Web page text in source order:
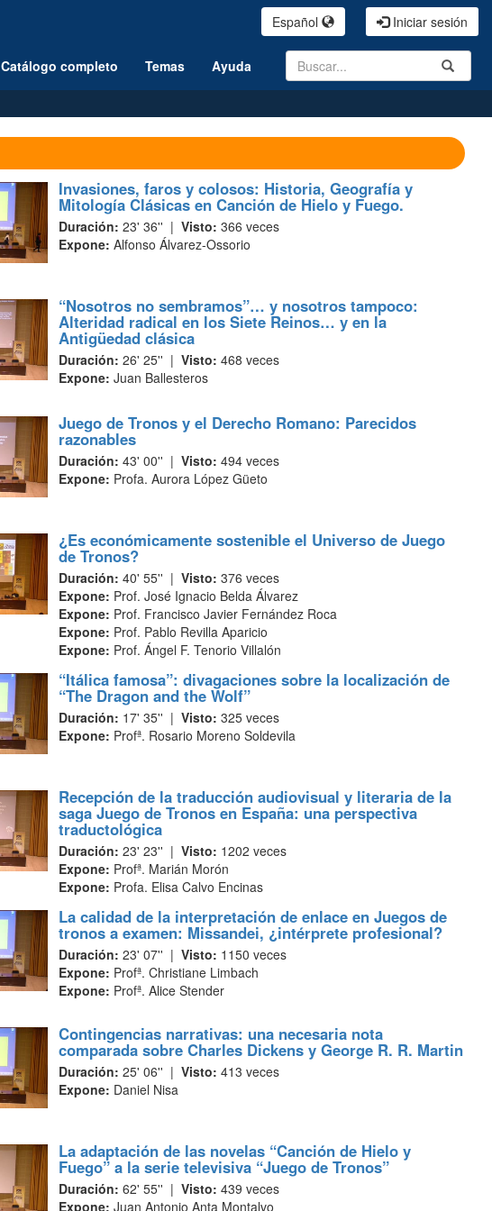
Iniciar sesión
Español
Search Submit
Catálogo completo Temas Ayuda
Invasiones, faros y colosos: Historia, Geografía y
Mitología Clásicas en Canción de Hielo y Fuego.
Duración: 23' 36'' | Visto: 366 veces
Expone: Alfonso Álvarez-Ossorio
“Nosotros no sembramos”… y nosotros tampoco:
Alteridad radical en los Siete Reinos… y en la
Antigüedad clásica
Duración: 26' 25'' | Visto: 468 veces
Expone: Juan Ballesteros
Juego de Tronos y el Derecho Romano: Parecidos
razonables
Duración: 43' 00'' | Visto: 494 veces
Expone: Profa. Aurora López Güeto
¿Es económicamente sostenible el Universo de Juego
de Tronos?
Duración: 40' 55'' | Visto: 376 veces
Expone: Prof. José Ignacio Belda Álvarez
Expone: Prof. Francisco Javier Fernández Roca
Expone: Prof. Pablo Revilla Aparicio
Expone: Prof. Ángel F. Tenorio Villalón
“Itálica famosa”: divagaciones sobre la localización de
“The Dragon and the Wolf”
Duración: 17' 35'' | Visto: 325 veces
Expone: Profª. Rosario Moreno Soldevila
Recepción de la traducción audiovisual y literaria de la
saga Juego de Tronos en España: una perspectiva
traductológica
Duración: 23' 23'' | Visto: 1202 veces
Expone: Profª. Marián Morón
Expone: Profa. Elisa Calvo Encinas
La calidad de la interpretación de enlace en Juegos de
tronos a examen: Missandei, ¿intérprete profesional?
Duración: 23' 07'' | Visto: 1150 veces
Expone: Profª. Christiane Limbach
Expone: Profª. Alice Stender
Contingencias narrativas: una necesaria nota
comparada sobre Charles Dickens y George R. R. Martin
Duración: 25' 06'' | Visto: 413 veces
Expone: Daniel Nisa
La adaptación de las novelas “Canción de Hielo y
Fuego” a la serie televisiva “Juego de Tronos”
Duración: 62' 55'' | Visto: 439 veces
Expone: Juan Antonio Anta Montalvo